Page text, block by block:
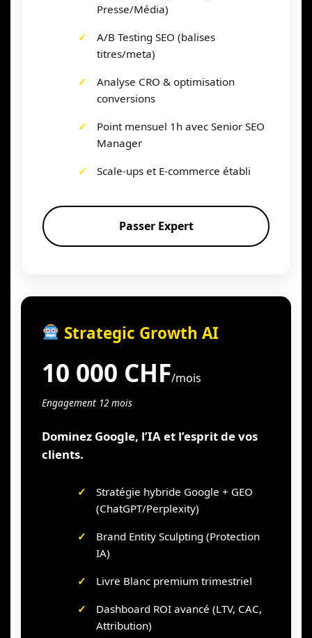
Presse/Média)
A/B Testing SEO (balises
titres/meta)
Analyse CRO & optimisation
conversions
Point mensuel 1h avec Senior SEO
Manager
Scale-ups et E-commerce établi
Passer Expert
Strategic Growth AI
10 000 CHF/mois
Engagement 12 mois
Dominez Google, l’IA et l’esprit de vos
clients.
Stratégie hybride Google + GEO
(ChatGPT/Perplexity)
Brand Entity Sculpting (Protection
IA)
Livre Blanc premium trimestriel
Dashboard ROI avancé (LTV, CAC,
Attribution)